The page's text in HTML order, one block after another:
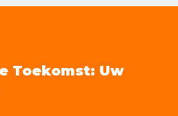
Toekomst: Uw